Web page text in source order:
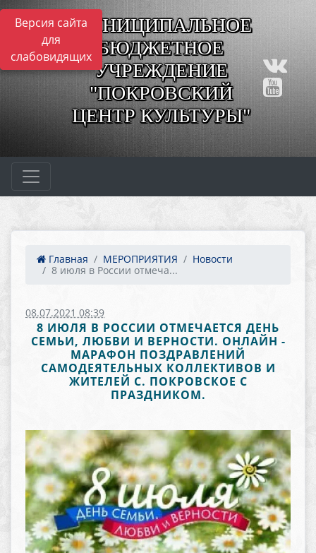
Версия сайта
для
слабовидящих
МУНИЦИПАЛЬНОЕ
БЮДЖЕТНОЕ
УЧРЕЖДЕНИЕ
"ПОКРОВСКИЙ
ЦЕНТР КУЛЬТУРЫ"
Главная МЕРОПРИЯТИЯ
Новости
8 июля в России отмеча...
08.07.2021 08:39
8 ИЮЛЯ В РОССИИ ОТМЕЧАЕТСЯ ДЕНЬ
СЕМЬИ, ЛЮБВИ И ВЕРНОСТИ. ОНЛАЙН -
МАРАФОН ПОЗДРАВЛЕНИЙ
САМОДЕЯТЕЛЬНЫХ КОЛЛЕКТИВОВ И
ЖИТЕЛЕЙ С. ПОКРОВСКОЕ С
ПРАЗДНИКОМ.